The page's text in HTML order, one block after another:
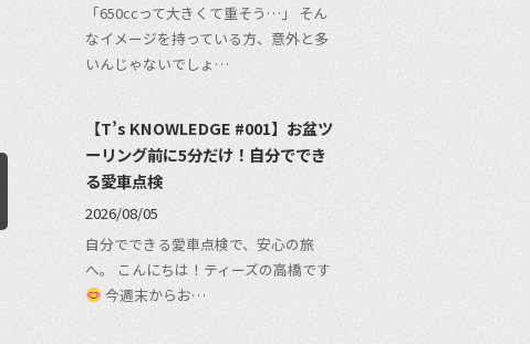
「650ccって大きくて重そう…」 そん
なイメージを持っている方、意外と多
いんじゃないでしょ…
【T’s KNOWLEDGE #001】お盆ツ
ーリング前に5分だけ！自分ででき
る愛車点検
2026/08/05
自分でできる愛車点検で、安心の旅
へ。 こんにちは！ティーズの高橋です
今週末からお…